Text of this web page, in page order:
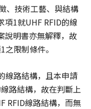
、技術工藝、與結構
項1就UHF RFID的線
說明書亦無解釋，故
限制條件。
線路結構，且本申請
路結構，故在判斷上
RFID線路結構，而無